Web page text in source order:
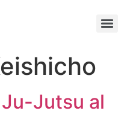
Jutsu al